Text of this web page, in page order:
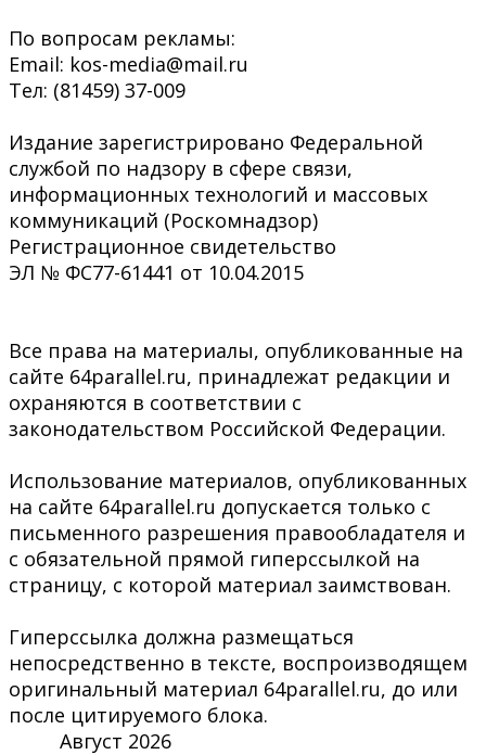
По вопросам рекламы:
Email: kos-media@mail.ru
Тел: (81459) 37-009
Издание зарегистрировано Федеральной
службой по надзору в сфере связи,
информационных технологий и массовых
коммуникаций (Роскомнадзор)
Регистрационное свидетельство
ЭЛ № ФС77-61441 от 10.04.2015
Все права на материалы, опубликованные на
сайте 64parallel.ru, принадлежат редакции и
охраняются в соответствии с
законодательством Российской Федерации.
Использование материалов, опубликованных
на сайте 64parallel.ru допускается только с
письменного разрешения правообладателя и
с обязательной прямой гиперссылкой на
страницу, с которой материал заимствован.
Гиперссылка должна размещаться
непосредственно в тексте, воспроизводящем
оригинальный материал 64parallel.ru, до или
после цитируемого блока.
Август 2026